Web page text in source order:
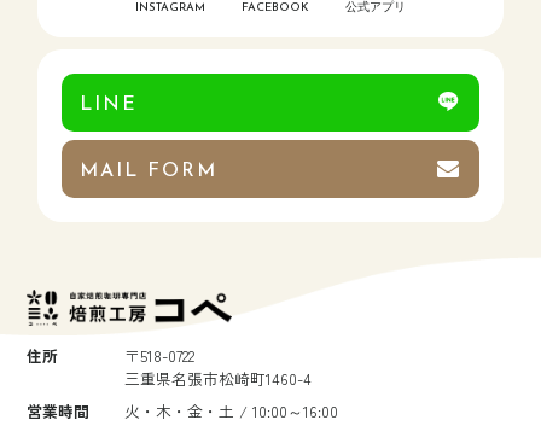
INSTAGRAM FACEBOOK 公式アプリ
LINE
MAIL FORM
住所
〒518-0722
三重県名張市松崎町1460-4
営業時間
火・木・金・土 / 10:00～16:00